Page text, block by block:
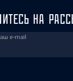
НА
e-mail